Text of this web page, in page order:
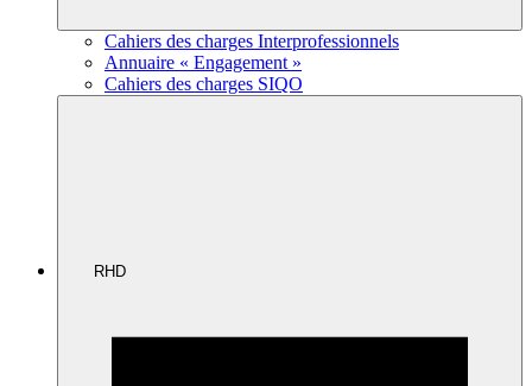
Cahiers des charges Interprofessionnels
Annuaire « Engagement »
Cahiers des charges SIQO
RHD